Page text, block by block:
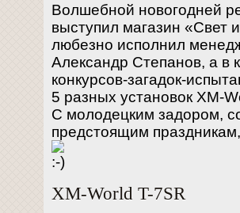
Волшебной новогодней
выступил магазин «Свет
любезно исполнил
Александр Степанов, а в
конкурсов-загадок-
5 разных установок XM-
С молодецким задором,
предстоящим
XM-World T-7SR